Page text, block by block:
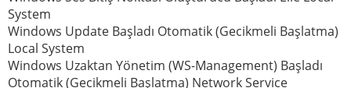
System
Windows Update Başladı Otomatik (Gecikmeli Başlatma)
Local System
Windows Uzaktan Yönetim (WS-Management) Başladı
Otomatik (Gecikmeli Başlatma) Network Service